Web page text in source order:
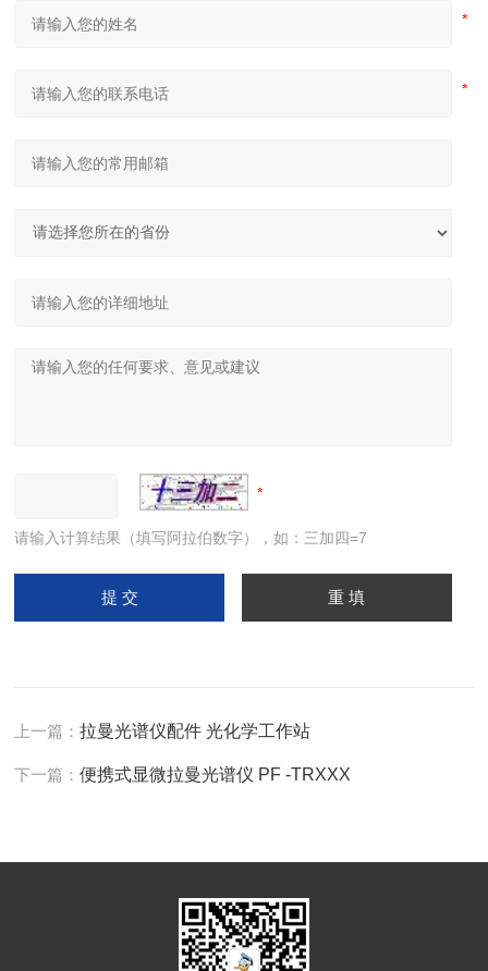
请输入计算结果（填写阿拉伯数字），如：三加四=7
上一篇：拉曼光谱仪配件 光化学工作站
下一篇：便携式显微拉曼光谱仪 PF -TRXXX